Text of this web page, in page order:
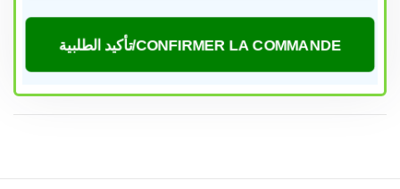
CONFIRMER LA COMMANDE/تأكيد الطلبية